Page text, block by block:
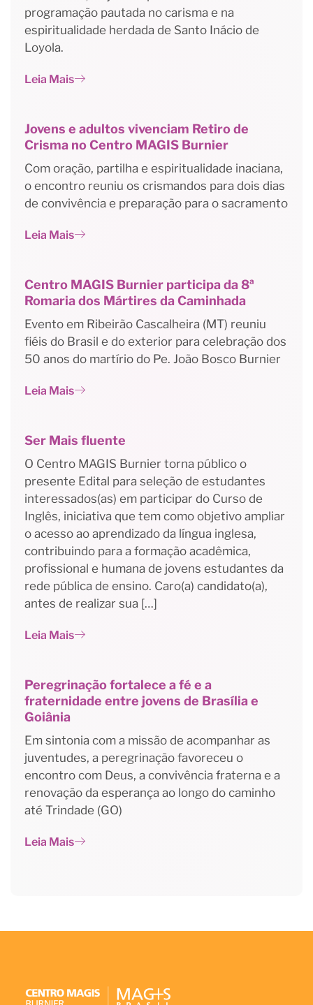
programação pautada no carisma e na
espiritualidade herdada de Santo Inácio de
Loyola.
Leia Mais
Jovens e adultos vivenciam Retiro de
Crisma no Centro MAGIS Burnier
Com oração, partilha e espiritualidade inaciana,
o encontro reuniu os crismandos para dois dias
de convivência e preparação para o sacramento
Leia Mais
Centro MAGIS Burnier participa da 8ª
Romaria dos Mártires da Caminhada
Evento em Ribeirão Cascalheira (MT) reuniu
fiéis do Brasil e do exterior para celebração dos
50 anos do martírio do Pe. João Bosco Burnier
Leia Mais
Ser Mais fluente
O Centro MAGIS Burnier torna público o
presente Edital para seleção de estudantes
interessados(as) em participar do Curso de
Inglês, iniciativa que tem como objetivo ampliar
o acesso ao aprendizado da língua inglesa,
contribuindo para a formação acadêmica,
profissional e humana de jovens estudantes da
rede pública de ensino. Caro(a) candidato(a),
antes de realizar sua […]
Leia Mais
Peregrinação fortalece a fé e a
fraternidade entre jovens de Brasília e
Goiânia
Em sintonia com a missão de acompanhar as
juventudes, a peregrinação favoreceu o
encontro com Deus, a convivência fraterna e a
renovação da esperança ao longo do caminho
até Trindade (GO)
Leia Mais